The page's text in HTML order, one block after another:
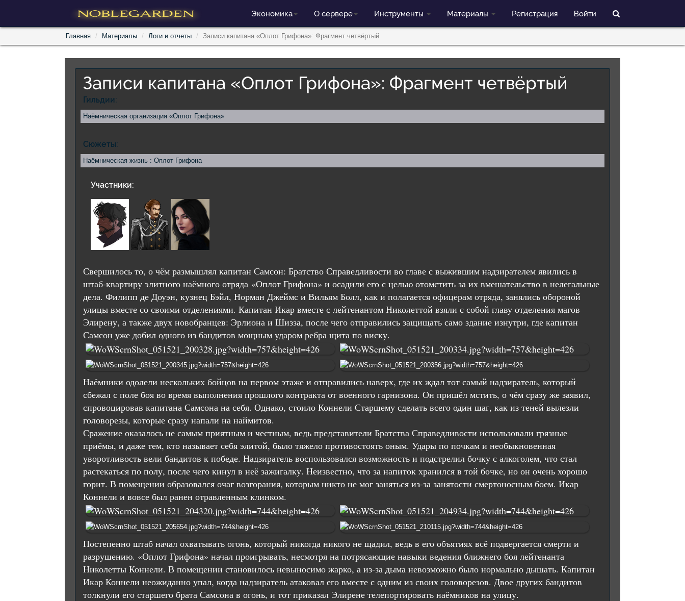
Экономика О сервере Инструменты Материалы Регистрация Войти
Главная Материалы Логи и отчеты Записи капитана «Оплот Грифона»: Фрагмент четвёртый
Записи капитана «Оплот Грифона»: Фрагмент четвёртый
Гильдии:
Наёмническая организация «Оплот Грифона»
Сюжеты:
Наёмническая жизнь : Оплот Грифона
Участники:
Свершилось то, о чём размышлял капитан Самсон: Братство Справедливости во главе с выжившим надзирателем явились в
штаб-квартиру элитного наёмного отряда «Оплот Грифона» и осадили его с целью отомстить за их вмешательство в нелегальные
дела. Филипп де Доуэн, кузнец Бэйл, Норман Джеймс и Вильям Болл, как и полагается офицерам отряда, занялись обороной
улицы вместе со своими отделениями. Капитан Икар вместе с лейтенантом Николеттой взяли с собой главу отделения магов
Элирену, а также двух новобранцев: Эрлиона и Шизза, после чего отправились защищать само здание изнутри, где капитан
Самсон уже добил одного из бандитов мощным ударом ребра щита по виску.
Наёмники одолели нескольких бойцов на первом этаже и отправились наверх, где их ждал тот самый надзиратель, который
сбежал с поле боя во время выполнения прошлого контракта от военного гарнизона. Он пришёл мстить, о чём сразу же заявил,
спровоцировав капитана Самсона на себя. Однако, стоило Коннели Старшему сделать всего один шаг, как из теней вылезли
головорезы, которые сразу напали на наймитов.
Сражение оказалось не самым приятным и честным, ведь представители Братства Справедливости использовали грязные
приёмы, и даже тем, кто называет себя элитой, было тяжело противостоять оным. Удары по почкам и необыкновенная
уворотливость вели бандитов к победе. Надзиратель воспользовался возможность и подстрелил бочку с алкоголем, что стал
растекаться по полу, после чего кинул в неё зажигалку. Неизвестно, что за напиток хранился в той бочке, но он очень хорошо
горит. В помещении образовался очаг возгорания, которым никто не мог заняться из-за занятости смертоносным боем. Икар
Коннели и вовсе был ранен отравленным клинком.
Постепенно штаб начал охватывать огонь, который никогда никого не щадил, ведь в его объятиях всё подвергается смерти и
разрушению. «Оплот Грифона» начал проигрывать, несмотря на потрясающие навыки ведения ближнего боя лейтенанта
Николетты Коннели. В помещении становилось невыносимо жарко, а из-за дыма невозможно было нормально дышать. Капитан
Икар Коннели неожиданно упал, когда надзиратель атаковал его вместе с одним из своих головорезов. Двое других бандитов
толкнули его старшего брата Самсона в огонь, и тот приказал Элирене телепортировать наёмников на улицу.